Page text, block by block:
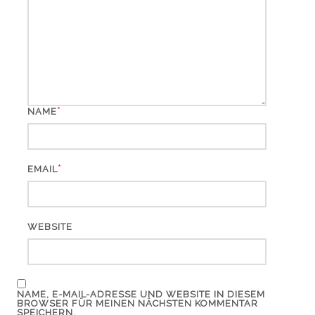
NAME*
EMAIL*
WEBSITE
NAME, E-MAIL-ADRESSE UND WEBSITE IN DIESEM
BROWSER FÜR MEINEN NÄCHSTEN KOMMENTAR
SPEICHERN.